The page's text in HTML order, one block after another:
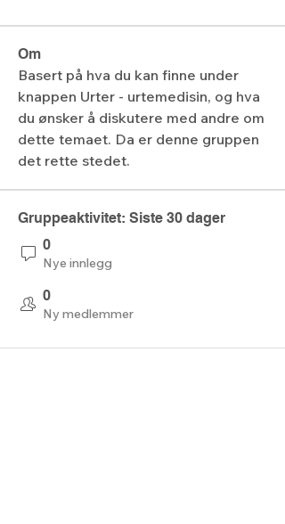
Om
Basert på hva du kan finne under
knappen Urter - urtemedisin, og hva
du ønsker å diskutere med andre om
dette temaet. Da er denne gruppen
det rette stedet.
Gruppeaktivitet: Siste 30 dager
0
Nye innlegg
0
Ny medlemmer